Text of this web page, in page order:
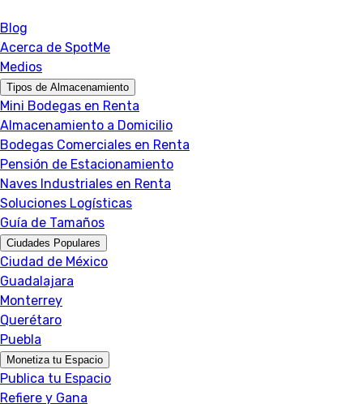
Blog
Acerca de SpotMe
Medios
Tipos de Almacenamiento
Mini Bodegas en Renta
Almacenamiento a Domicilio
Bodegas Comerciales en Renta
Pensión de Estacionamiento
Naves Industriales en Renta
Soluciones Logísticas
Guía de Tamaños
Ciudades Populares
Ciudad de México
Guadalajara
Monterrey
Querétaro
Puebla
Monetiza tu Espacio
Publica tu Espacio
Refiere y Gana